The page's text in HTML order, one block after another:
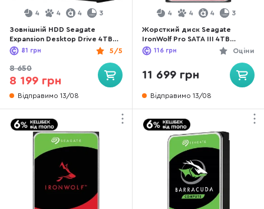
4 4 4 3
Зовнішній HDD Seagate
Expansion Desktop Drive 4TB
Black (STKP4000400)
5/5
81 грн
8 650
8 199 грн
Відправимо 13/08
4 4 4 3
Жорсткий диск Seagate
IronWolf Pro SATA III 4TB
(ST4000NT001)
Оціни
116 грн
11 699 грн
Відправимо 13/08